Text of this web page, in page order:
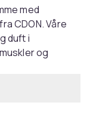
med
CDON. Våre
duft i
og